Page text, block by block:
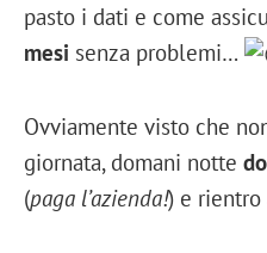
pasto i dati e come
mesi senza problemi…
Ovviamente visto che
giornata, domani notte
(paga l’azienda!) e